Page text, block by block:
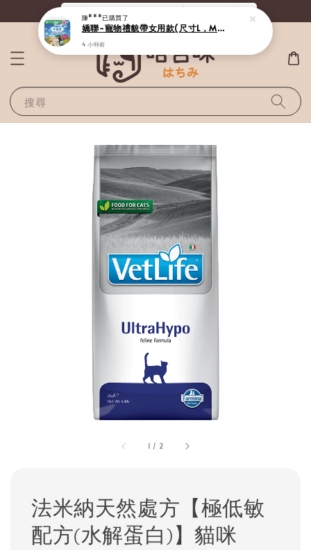
《滿800全站免運》給毛孩最好的選擇
搜尋
1 / 2
法米納天然處方【極低敏
配方(水解蛋白)】貓咪
陳*** 已購買了